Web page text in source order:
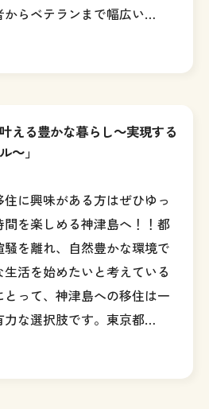
からベテランまで幅広い…
える豊かな暮らし～実現する
～」
住に興味がある方はぜひゆっ
間を楽しめる神津島へ！！都
騒を離れ、自然豊かな環境で
生活を始めたいと考えている
とって、神津島への移住は一
力な選択肢です。東京都…